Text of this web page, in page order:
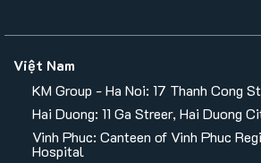
Việt Nam
KM Group - Ha Noi: 17 Thanh Cong
Hai Duong: 11 Ga Streer, Hai Duong
Vinh Phuc: Canteen of Vinh Phuc
Hospital